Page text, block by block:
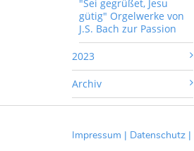
"Sei gegrüßet, Jesu
gütig" Orgelwerke von
J.S. Bach zur Passion
2023
Archiv
Impressum | Datenschutz |